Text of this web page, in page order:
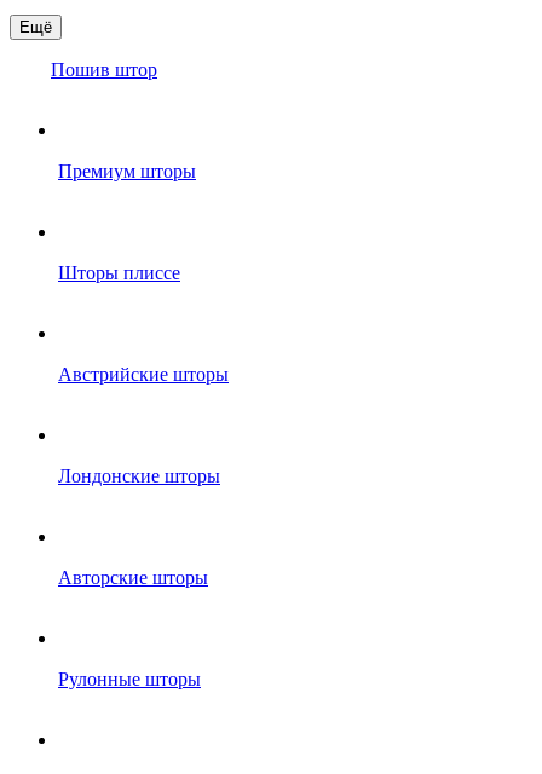
Ещё
Пошив штор
Премиум шторы
Шторы плиссе
Австрийские шторы
Лондонские шторы
Авторские шторы
Рулонные шторы